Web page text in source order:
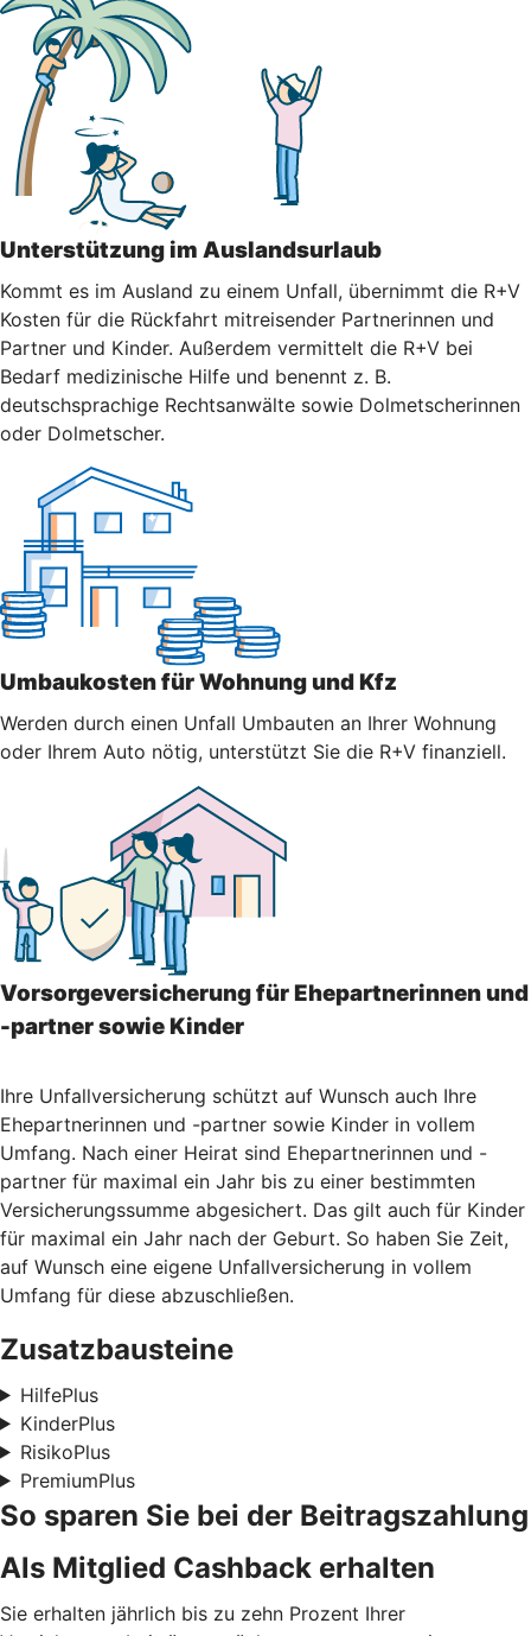
Unterstützung im Auslandsurlaub
Kommt es im Ausland zu einem Unfall, übernimmt die R+V
Kosten für die Rückfahrt mitreisender Partnerinnen und
Partner und Kinder. Außerdem vermittelt die R+V bei
Bedarf medizinische Hilfe und benennt z. B.
deutschsprachige Rechtsanwälte sowie Dolmetscherinnen
oder Dolmetscher.
Umbaukosten für Wohnung und Kfz
Werden durch einen Unfall Umbauten an Ihrer Wohnung
oder Ihrem Auto nötig, unterstützt Sie die R+V finanziell.
Vorsorgeversicherung für Ehepartnerinnen und
-partner sowie Kinder
Ihre Unfallversicherung schützt auf Wunsch auch Ihre
Ehepartnerinnen und -partner sowie Kinder in vollem
Umfang. Nach einer Heirat sind Ehepartnerinnen und -
partner für maximal ein Jahr bis zu einer bestimmten
Versicherungssumme abgesichert. Das gilt auch für Kinder
für maximal ein Jahr nach der Geburt. So haben Sie Zeit,
auf Wunsch eine eigene Unfallversicherung in vollem
Umfang für diese abzuschließen.
Zusatzbausteine
HilfePlus
KinderPlus
RisikoPlus
PremiumPlus
So sparen Sie bei der Beitragszahlung
Als Mitglied Cashback erhalten
Sie erhalten jährlich bis zu zehn Prozent Ihrer